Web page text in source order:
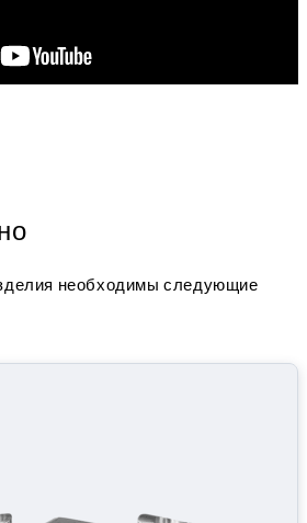
необходимы следующие